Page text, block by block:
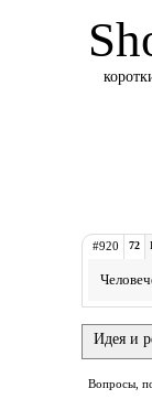
#920 72
Идея и
Вопросы,